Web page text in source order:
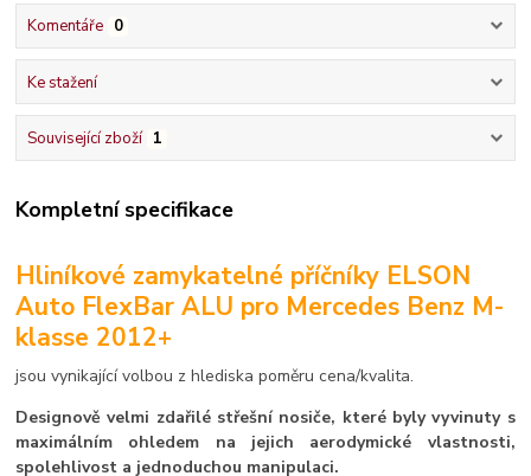
Komentáře 0
Ke stažení
Související zboží 1
Kompletní specifikace
Hliníkové zamykatelné příčníky ELSON
Auto FlexBar ALU pro Mercedes Benz M-
klasse 2012+
jsou vynikající volbou z hlediska poměru cena/kvalita.
Designově velmi zdařilé střešní nosiče, které byly vyvinuty s
maximálním ohledem na jejich aerodymické vlastnosti,
spolehlivost a jednoduchou manipulaci.